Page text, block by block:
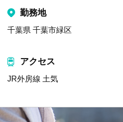
勤務地
千葉県 千葉市緑区
アクセス
JR外房線 土気